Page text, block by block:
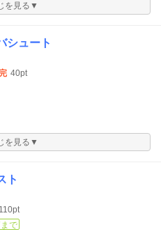
を見る▼
シュート
40pt
を見る▼
ト
110pt
で